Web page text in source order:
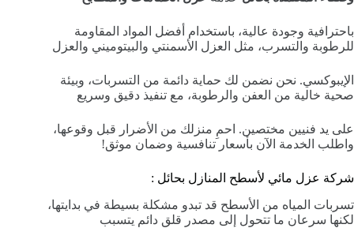
باحترافية وجودة عالية، باستخدام أفضل المواد المقاومة
للرطوبة والتسرب، مثل العزل الأسمنتي والبيتوميني والعزل
الإيبوكسي. نحن نضمن لك حماية دائمة من التسربات، وبيئة
صحية خالية من العفن والرطوبة، مع تنفيذ دقيق وسريع
على يد فنيين مختصين. احمِ منزلك من الأضرار قبل وقوعها،
واطلب الخدمة الآن بأسعار تنافسية وضمان موثق!
شركة عزل مائي لأسطح المنازل بحائل :
تسربات المياه من الأسطح قد تبدو مشكلة بسيطة في بدايتها،
لكنها سرعان ما تتحول إلى مصدر قلق دائم يتسبب